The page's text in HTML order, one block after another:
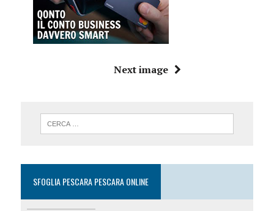
Next image
SFOGLIA PESCARA PESCARA ONLINE